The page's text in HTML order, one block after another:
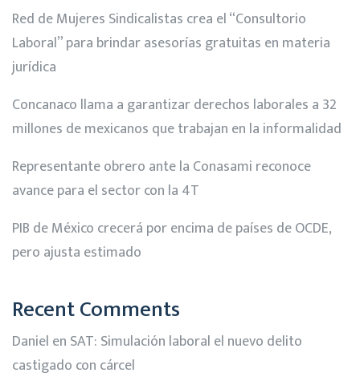
Red de Mujeres Sindicalistas crea el “Consultorio
Laboral” para brindar asesorías gratuitas en materia
jurídica
Concanaco llama a garantizar derechos laborales a 32
millones de mexicanos que trabajan en la informalidad
Representante obrero ante la Conasami reconoce
avance para el sector con la 4T
PIB de México crecerá por encima de países de OCDE,
pero ajusta estimado
Recent Comments
Daniel en SAT: Simulación laboral el nuevo delito
castigado con cárcel